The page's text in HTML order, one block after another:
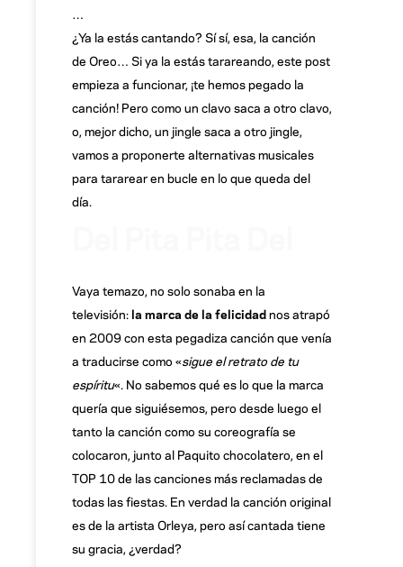
…
¿Ya la estás cantando? Sí sí, esa, la canción
de Oreo… Si ya la estás tarareando, este post
empieza a funcionar, ¡te hemos pegado la
canción! Pero como un clavo saca a otro clavo,
o, mejor dicho, un jingle saca a otro jingle,
vamos a proponerte alternativas musicales
para tararear en bucle en lo que queda del
día.
Vaya temazo, no solo sonaba en la
televisión: la marca de la felicidadnos atrapó
en 2009 con esta pegadiza canción que venía
a traducirse como «sigue el retrato de tu
espíritu«. No sabemos qué es lo que la marca
quería que siguiésemos, pero desde luego el
tanto la canción como su coreografía se
colocaron, junto al Paquito chocolatero, en el
TOP 10 de las canciones más reclamadas de
todas las fiestas. En verdad la canción original
es de la artista Orleya, pero así cantada tiene
su gracia, ¿verdad?